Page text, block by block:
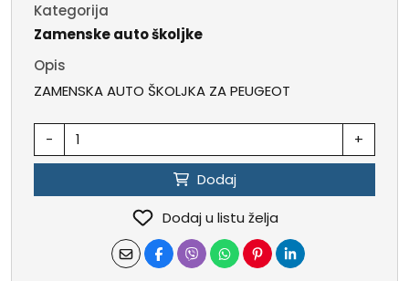
Kategorija
Zamenske auto školjke
Opis
ZAMENSKA AUTO ŠKOLJKA ZA PEUGEOT
- +
Dodaj
Dodaj u listu želja